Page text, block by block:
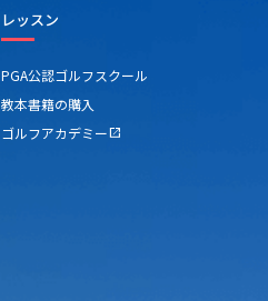
レッスン
PGA公認ゴルフスクール
教本書籍の購入
ゴルフアカデミー open_in_new